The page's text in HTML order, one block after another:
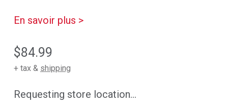
En savoir plus >
$84.99
+ tax & shipping
Requesting store location...